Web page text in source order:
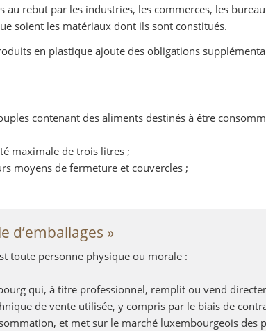
rebut par les industries, les commerces, les
soient les matériaux dont ils sont constitués.
en plastique ajoute des obligations
contenant des aliments destinés à être
maximale de trois litres ;
moyens de fermeture et couvercles ;
d’emballages »
toute personne physique ou morale :
qui, à titre professionnel, remplit ou vend
de vente utilisée, y compris par le biais de
et met sur le marché luxembourgeois des